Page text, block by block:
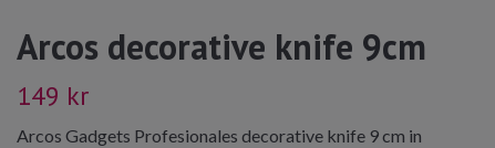
Arcos decorative knife 9cm
149 kr
Arcos Gadgets Profesionales decorative knife 9 cm in